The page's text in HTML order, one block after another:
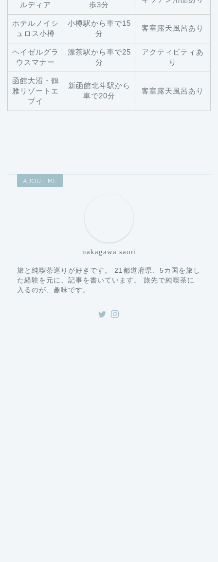
ルディア
歩3分
ホテルノイシ
ュロス小樽
小樽駅から車で15
分
客室露天風呂あり
ヘイゼルグラ
ウスマナー
漂茶駅から車で25
分
アクティビティあ
り
函館大沼・鶴
雅リゾートエ
プイ
新函館北斗駅から
車で20分
客室露天風呂あり
ABOUT ME
nakagawa saori
旅と純喫茶巡りが好きです。 21都道府県、5カ国を旅し
た経験を元に、記事を書いています。 旅先で純喫茶に
入るのが、趣味です。